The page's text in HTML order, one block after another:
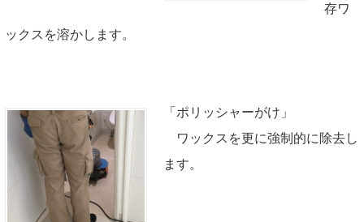
存ワ
ックスを溶かします。
「ポリッシャーがけ」
ワックスを更に強制的に除去し
ます。